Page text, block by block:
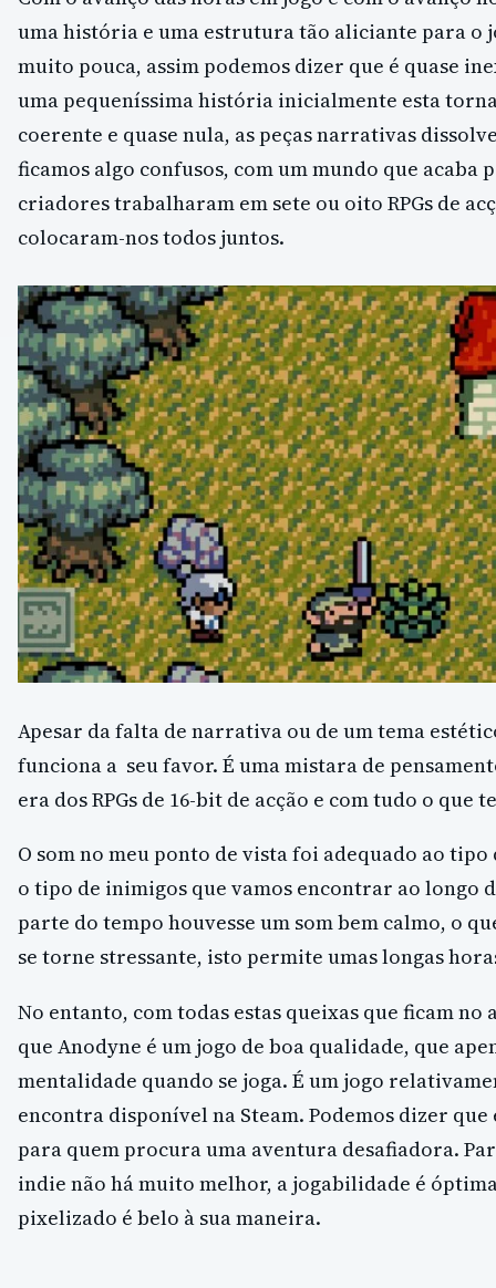
uma história e uma estrutura tão aliciante para o
muito pouca, assim podemos dizer que é quase
uma pequeníssima história inicialmente esta
coerente e quase nula, as peças narrativas
ficamos algo confusos, com um mundo que acaba
criadores trabalharam em sete ou oito RPGs de
colocaram-nos todos juntos.
Apesar da falta de narrativa ou de um tema
funciona a seu favor. É uma mistara de
era dos RPGs de 16-bit de acção e com tudo o que
O som no meu ponto de vista foi adequado ao
o tipo de inimigos que vamos encontrar ao longo
parte do tempo houvesse um som bem calmo, o
se torne stressante, isto permite umas longas
No entanto, com todas estas queixas que ficam
que Anodyne é um jogo de boa qualidade, que
mentalidade quando se joga. É um jogo
encontra disponível na Steam. Podemos dizer
para quem procura uma aventura desafiadora.
indie não há muito melhor, a jogabilidade é
pixelizado é belo à sua maneira.